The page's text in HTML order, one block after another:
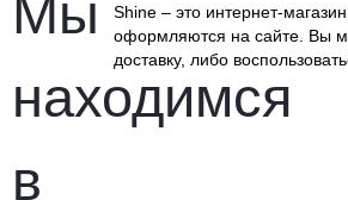
Shine – это интернет-
оформляются на сайте. Вы
доставку, либо